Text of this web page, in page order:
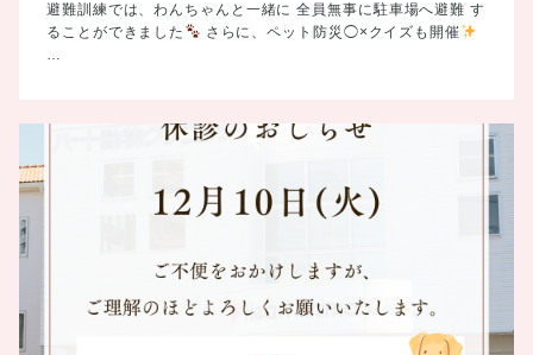
避難訓練では、わんちゃんと一緒に 全員無事に駐車場へ避難 す
ることができました
さらに、ペット防災◯×クイズも開催
…